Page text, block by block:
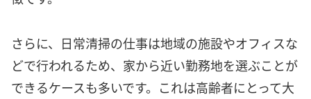
さらに、日常清掃の仕事は地域の施設やオフィスな
どで行われるため、家から近い勤務地を選ぶことが
できるケースも多いです。これは高齢者にとって大